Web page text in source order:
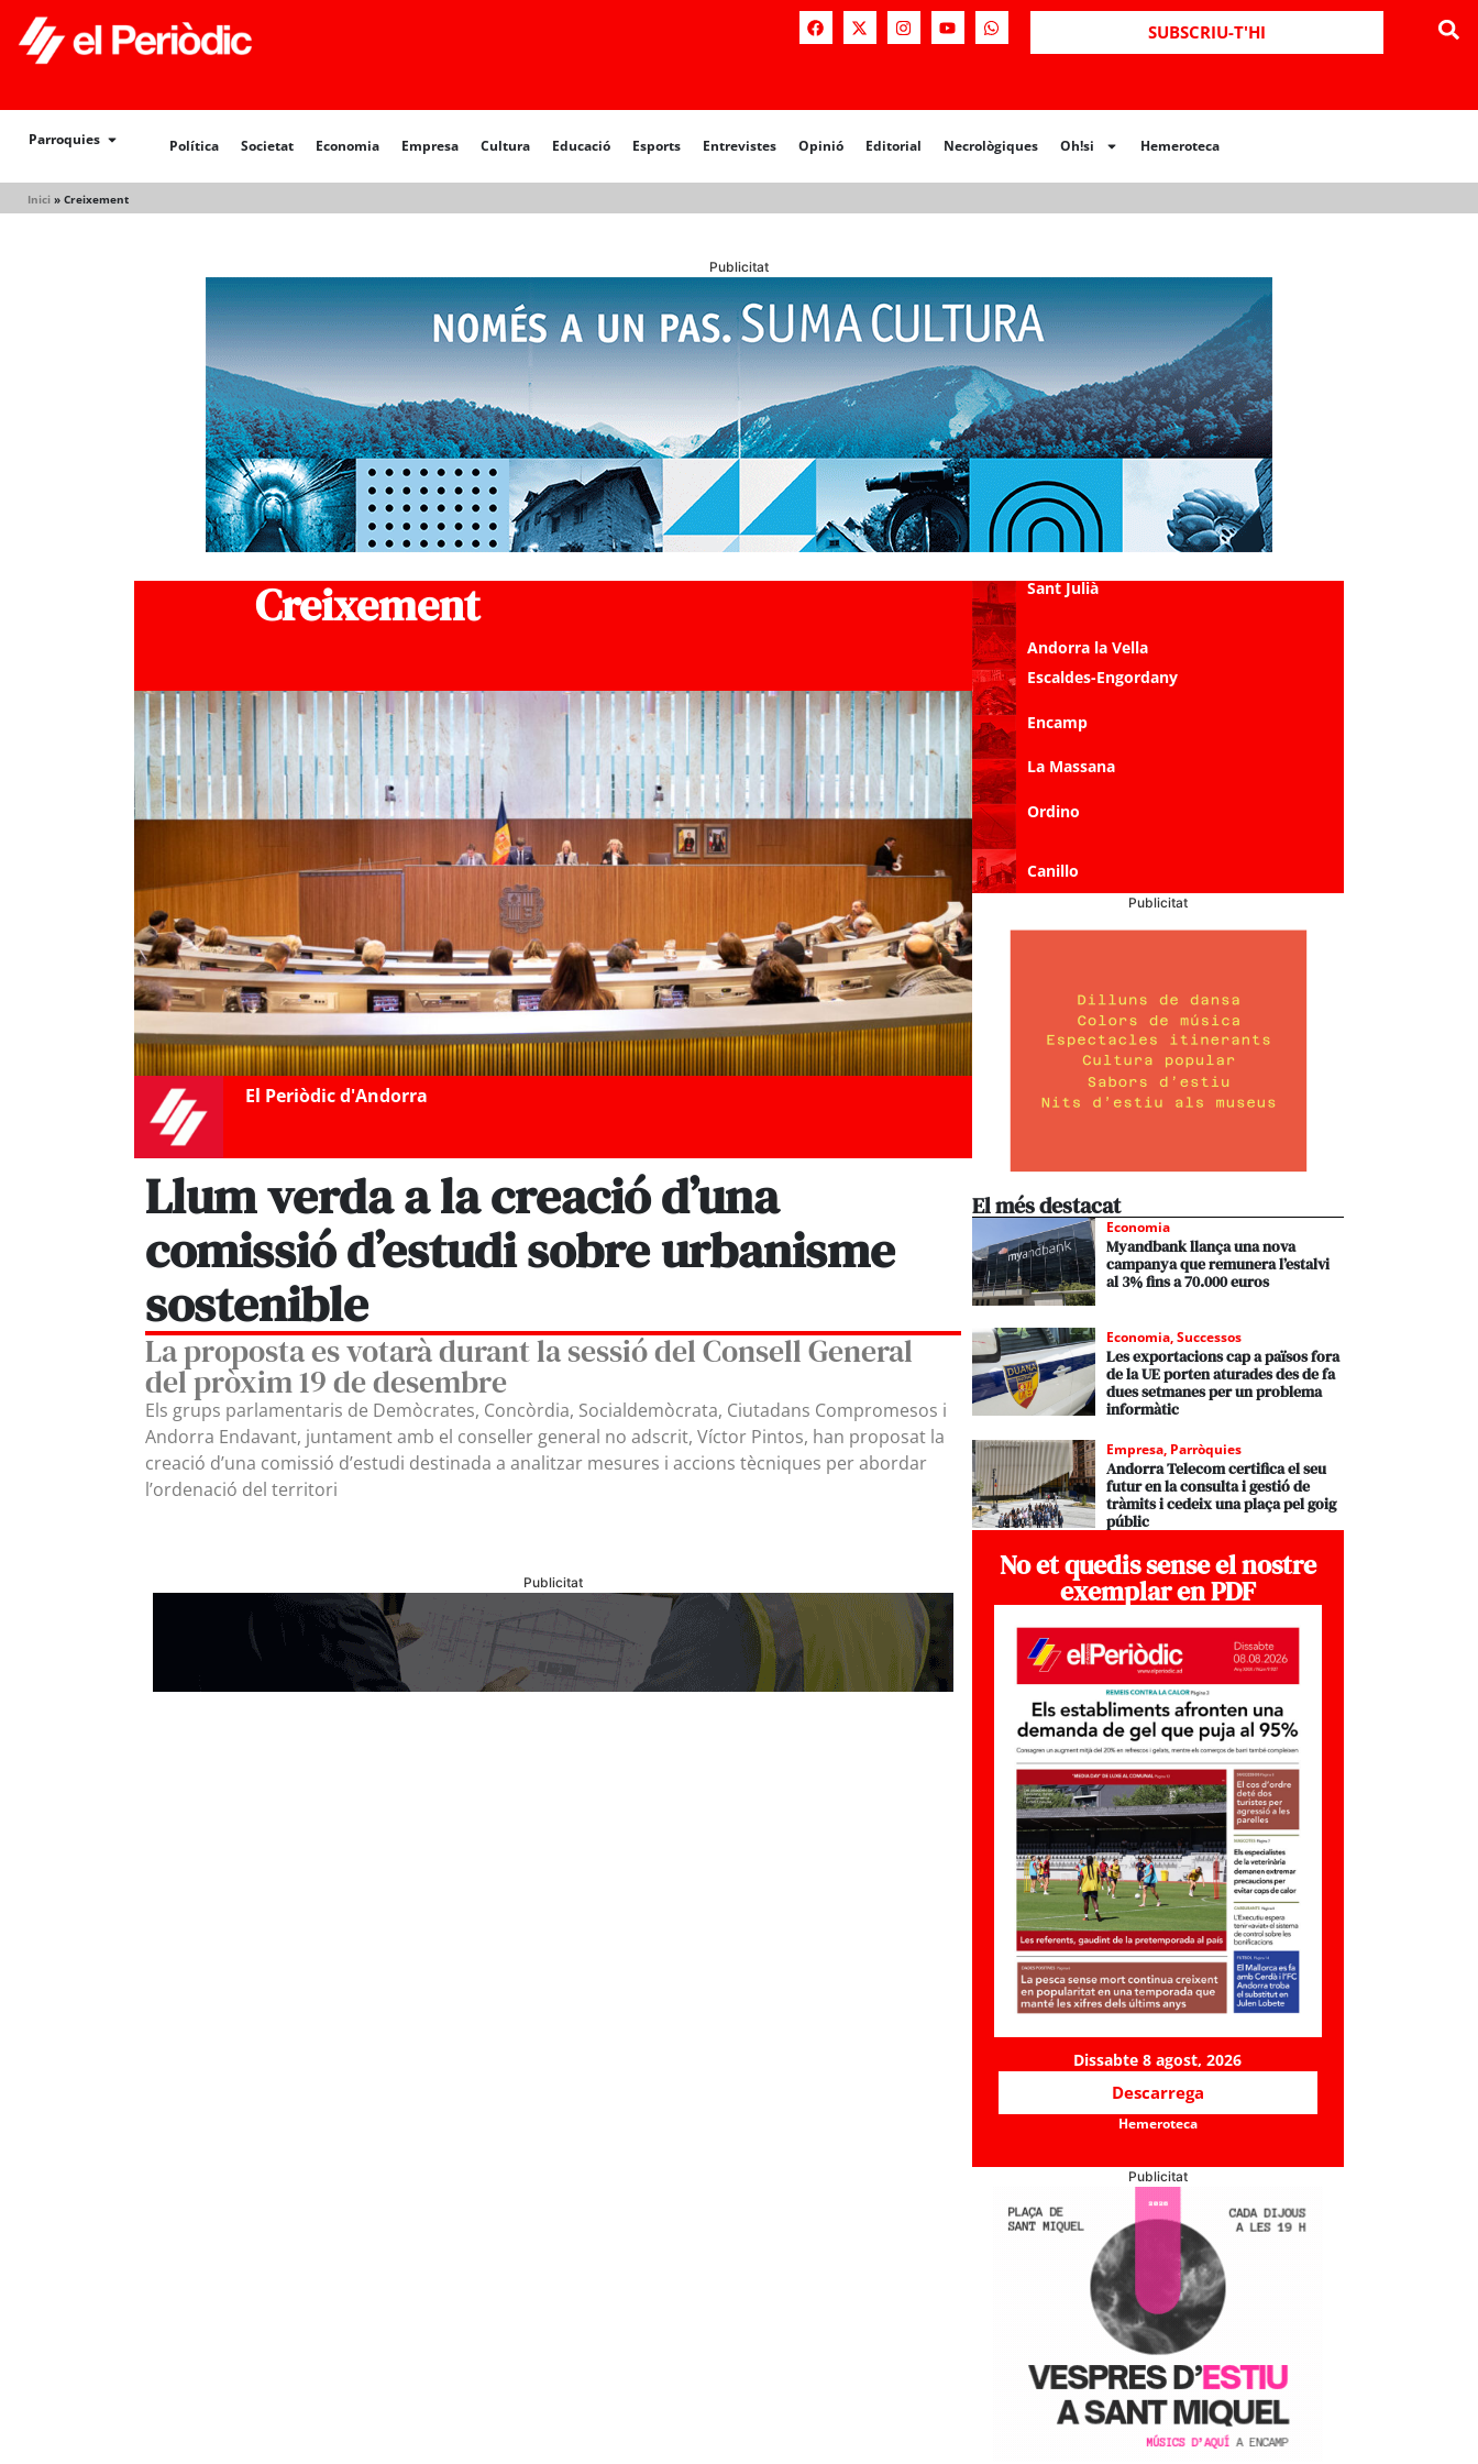
SUBSCRIU-T'HI
Parroquies Política Societat Economia Empresa Cultura Educació Esports Entrevistes Opinió Editorial Necrològiques Oh!si Hemeroteca
Inici » Creixement
Política Societat Opinió Editorial Necrològiques Hemeroteca
Publicitat
Creixement
El Periòdic d'Andorra
Llum verda a la creació d’una
comissió d’estudi sobre urbanisme
sostenible
La proposta es votarà durant la sessió del Consell General
del pròxim 19 de desembre
Els grups parlamentaris de Demòcrates, Concòrdia, Socialdemòcrata, Ciutadans Compromesos i
Andorra Endavant, juntament amb el conseller general no adscrit, Víctor Pintos, han proposat la
creació d’una comissió d’estudi destinada a analitzar mesures i accions tècniques per abordar
l’ordenació del territori
Publicitat
Sant Julià
Andorra la Vella
Escaldes-Engordany
Encamp
La Massana
Ordino
Canillo
Publicitat
El més destacat
Economia
Myandbank llança una nova
campanya que remunera l’estalvi
al 3% fins a 70.000 euros
Economia,Successos
Les exportacions cap a països fora
de la UE porten aturades des de fa
dues setmanes per un problema
informàtic
Empresa, Parròquies
Andorra Telecom certifica el seu
futur en la consulta i gestió de
tràmits i cedeix una plaça pel goig
públic
No et quedis sense el nostre
exemplar en PDF
Dissabte 8 agost, 2026
Descarrega
Hemeroteca
Publicitat